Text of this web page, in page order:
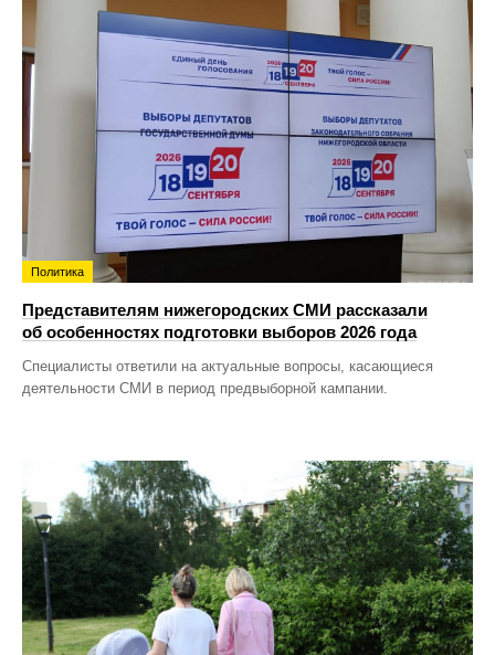
Политика
Представителям нижегородских СМИ рассказали
об особенностях подготовки выборов 2026 года
Специалисты ответили на актуальные вопросы, касающиеся
деятельности СМИ в период предвыборной кампании.